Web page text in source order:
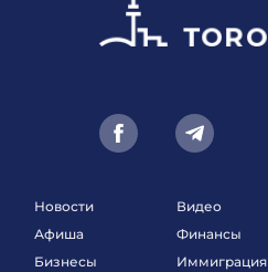
Новости
Афиша
Бизнесы
Видео
Финансы
Иммиграция